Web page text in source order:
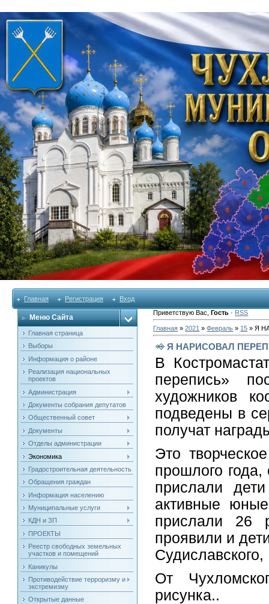
Главная Регистрация Вход
Меню Сайта
Главная страница
Выборы
Информация о районе
Реализация национальных
проектов
Администрация
Документы собрания депутатов
Общественный совет
Документы
Отделы администрации
Экономика
Градостроительная деятельность
Обращения граждан
Информация населению
Муниципальные услуги
КДН и ЗП
ПРОЕКТЫ
Реестр свободных земельных
участков и помещений
Каникулы
Противодействие терроризму и
экстремизму
Открытые данные
Приветствую Вас ,Гость · RSS
Главная »2021 » Февраль » 15 » Я
Я НАРИСОВАЛ
В
перепись»
художников
подведены в
получат
Это
прошлого
прислали
активные
прислали 26
проявили и
От
рисунка..